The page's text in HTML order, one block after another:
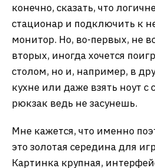
конечно, сказать, что
стационар и подключить к
монитор. Но, во-первых, не
вторых, иногда хочется
столом, но и, например, в
кухне или даже взять ноут с
рюкзак ведь не засунешь.
Мне кажется, что именно
это золотая середина для
Картинка крупная,